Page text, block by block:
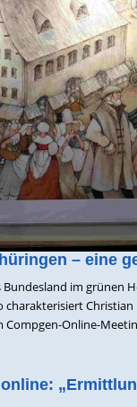
– eine
im grünen
Online-